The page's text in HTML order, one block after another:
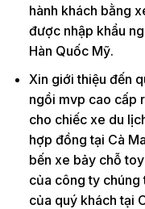
hành khách bằng
được nhập khẩu
Hàn Quốc Mỹ.
Xin giới thiệu đến
ngồi mvp cao cấp
cho chiếc xe du
hợp đồng tại Cà
bến xe bảy chỗ
của công ty chúng
của quý khách tại